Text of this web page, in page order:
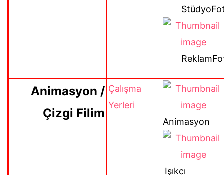
Animasyon /
Çizgi Filim
Çalışma
Yerleri
Animasyon
Işıkcı